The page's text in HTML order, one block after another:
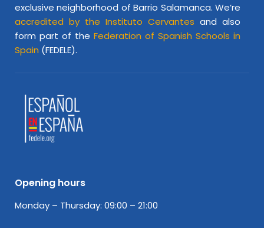
exclusive neighborhood of Barrio Salamanca. We’re
accredited by the Instituto Cervantes and also
form part of the Federation of Spanish Schools in
Spain (FEDELE).
Opening hours
Monday – Thursday: 09:00 – 21:00